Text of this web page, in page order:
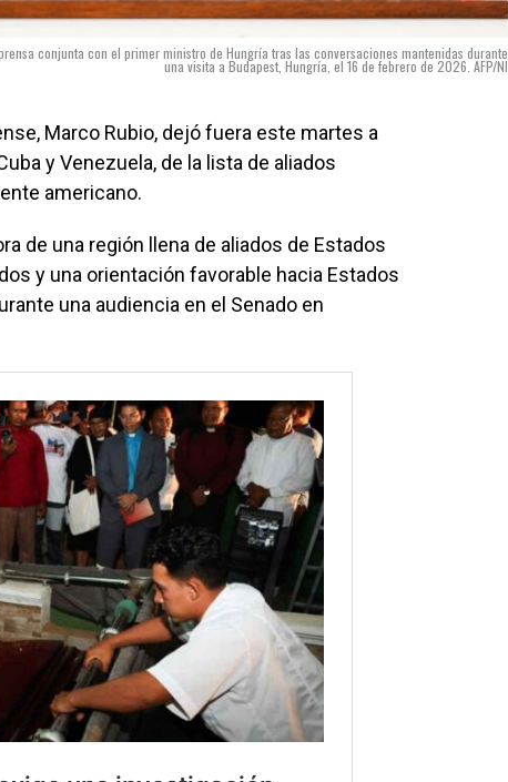
conjunta con el primer ministro de Hungría tras las conversaciones mantenidas durante
una visita a Budapest, Hungría, el 16 de febrero de 2026. AFP/NI
Marco Rubio, dejó fuera este martes a
y Venezuela, de la lista de aliados
americano.
de una región llena de aliados de Estados
y una orientación favorable hacia Estados
una audiencia en el Senado en